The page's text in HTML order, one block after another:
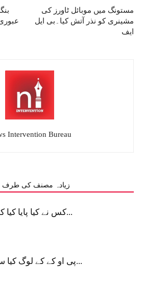
مستونگ میں موبائل ٹاورز کی
مشینری کو نذر آتش کیا۔بی ایل
ایف
Intervention Bureau
زیادہ مصنف کی
کس نے کیا پایا کیا کھویا۔...
پی او کے کے لوگ کیا سوچ ر...